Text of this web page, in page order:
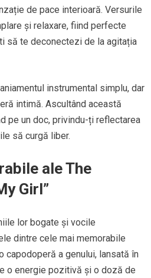
de pace interioară. Versurile
și relaxare, fiind perfecte
să te deconectezi de la agitația
instrumental simplu, dar
intimă. Ascultând această
pe un doc, privindu-ți reflectarea
să curgă liber.
ale The
Girl”
lor bogate și vocile
dintre cele mai memorabile
capodoperă a genului, lansată în
o energie pozitivă și o doză de